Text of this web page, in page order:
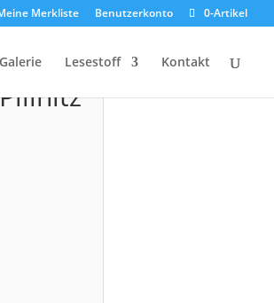
Merkliste Benutzerkonto 0-Artikel
Galerie Lesestoff Kontakt